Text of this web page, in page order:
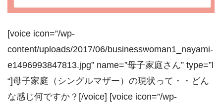
[voice icon=”/wp-
content/uploads/2017/06/businesswoman1_nayami-
e1496993847813.jpg” name=”母子家庭さん” type=”l
“]母子家庭（シングルマザー）の現状って・・どん
な感じ何ですか？[/voice] [voice icon=”/wp-